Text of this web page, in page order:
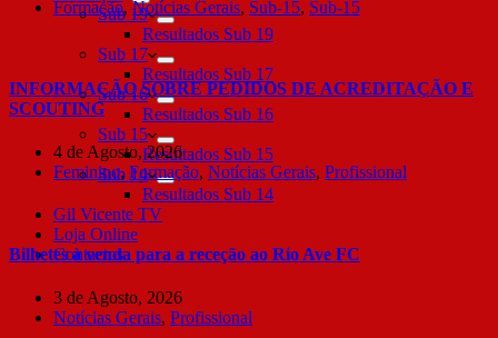
Sub 19
Resultados Sub 19
Sub 17
Resultados Sub 17
Sub 16
Resultados Sub 16
Sub 15
Resultados Sub 15
Sub 14
Resultados Sub 14
Gil Vicente TV
Loja Online
Contactos
Formação,Notícias Gerais, Sub-15, Sub-15
INFORMAÇÃO SOBRE PEDIDOS DE ACREDITAÇÃO E
SCOUTING
4 de Agosto, 2026
Feminino,Formação, Notícias Gerais, Profissional
Bilhetes à venda para a receção ao Rio Ave FC
3 de Agosto, 2026
Notícias Gerais, Profissional